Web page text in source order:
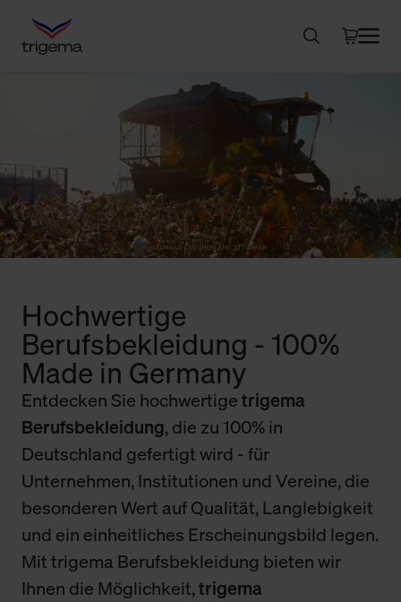
Hochwertige
Berufsbekleidung - 100%
Made in Germany
Entdecken Sie hochwertigetrigema
Berufsbekleidung, die zu 100% in
Deutschland gefertigt wird - für
Unternehmen, Institutionen und Vereine, die
besonderen Wert auf Qualität, Langlebigkeit
und ein einheitliches Erscheinungsbild legen.
Mit trigema Berufsbekleidung bieten wir
Ihnen die Möglichkeit,trigema